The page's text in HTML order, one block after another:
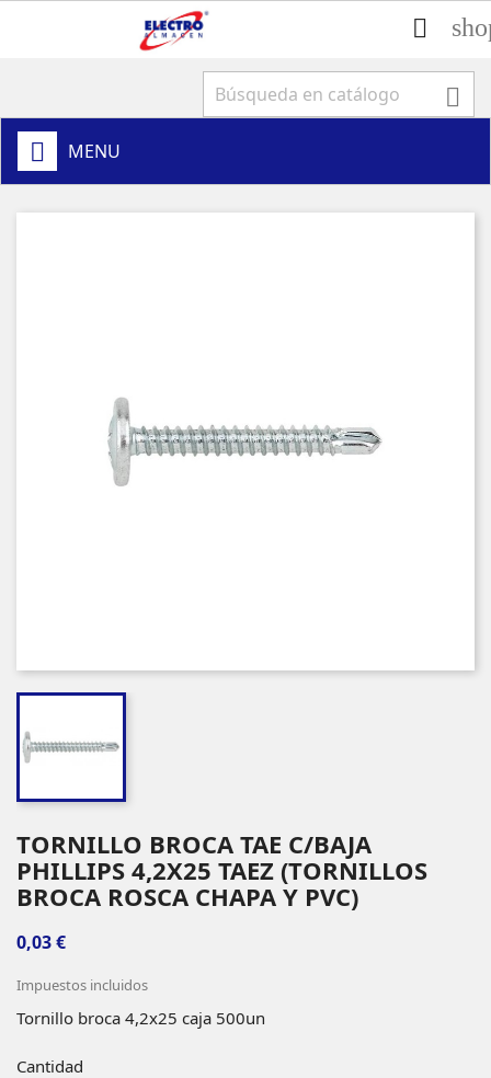


MENU
TORNILLO BROCA TAE C/BAJA
PHILLIPS 4,2X25 TAEZ (TORNILLOS
BROCA ROSCA CHAPA Y PVC)
0,03 €
Impuestos incluidos
Tornillo broca 4,2x25 caja 500un
Cantidad